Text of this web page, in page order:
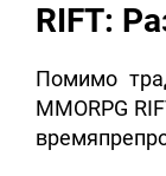
RIFT:
Помимо
MMORPG